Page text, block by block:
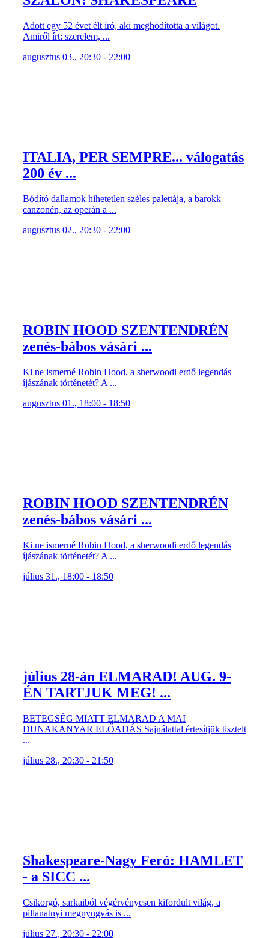
Adott egy 52 évet élt író, aki meghódította a világot.
Amiről írt: szerelem, ...
augusztus 03., 20:30 - 22:00
ITALIA, PER SEMPRE... válogatás
200 év ...
Bódító dallamok hihetetlen széles palettája, a barokk
canzonén, az operán a ...
augusztus 02., 20:30 - 22:00
ROBIN HOOD SZENTENDRÉN
zenés-bábos vásári ...
Ki ne ismerné Robin Hood, a sherwoodi erdő legendás
íjászának történetét? A ...
augusztus 01., 18:00 - 18:50
ROBIN HOOD SZENTENDRÉN
zenés-bábos vásári ...
Ki ne ismerné Robin Hood, a sherwoodi erdő legendás
íjászának történetét? A ...
július 31., 18:00 - 18:50
július 28-án ELMARAD! AUG. 9-
ÉN TARTJUK MEG! ...
BETEGSÉG MIATT ELMARAD A MAI
DUNAKANYAR ELŐADÁS Sajnálattal értesítjük tisztelt
...
július 28., 20:30 - 21:50
Shakespeare-Nagy Feró: HAMLET
- a SICC ...
Csikorgó, sarkaiból végérvényesen kifordult világ, a
pillanatnyi megnyugvás is ...
július 27., 20:30 - 22:00